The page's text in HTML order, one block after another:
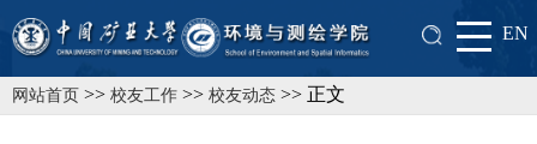
EN
网站首页 >> 校友工作 >> 校友动态 >> 正文